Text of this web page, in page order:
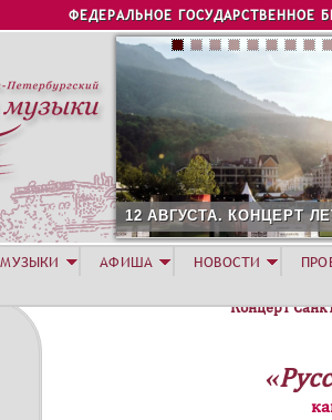
Jump to navigation
ФЕДЕРАЛЬНОЕ ГОСУДАРСТВЕННОЕ
12 АВГУСТА. КОНЦЕРТ ЛЕТНЕЙ
Концерт
АФИША НОВОСТИ